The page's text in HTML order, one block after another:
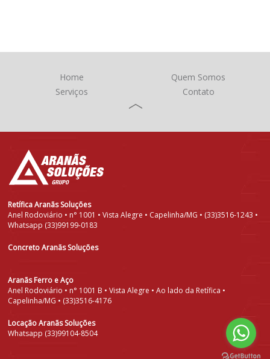
Home
Quem Somos
Serviços
Contato
Retífica Aranãs Soluções
Anel Rodoviário • n° 1001 • Vista Alegre • Capelinha/MG • (33)3516-1243 •
Whatsapp (33)99199-0183
Concreto Aranãs Soluções
Aranãs Ferro e Aço
Anel Rodoviário • n° 1001 B • Vista Alegre • Ao lado da Retífica •
Capelinha/MG • (33)3516-4176
Locação Aranãs Soluções
Whatsapp (33)99104-8504